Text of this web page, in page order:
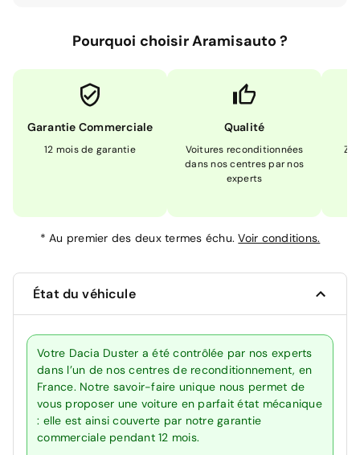
Pourquoi choisir Aramisauto ?
Garantie Commerciale
12 mois de garantie
Qualité
Voitures reconditionnées
dans nos centres par nos
experts
*Au premier des deux termes échu.Voir conditions.
État du véhicule
Votre Dacia Duster a été contrôlée par nos experts
dans l’un de nos centres de reconditionnement, en
France. Notre savoir-faire unique nous permet de
vous proposer une voiture en parfait état mécanique
: elle est ainsi couverte par notre garantie
commerciale pendant 12 mois.